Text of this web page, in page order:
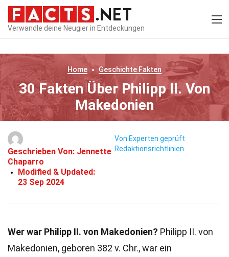
Verwandle deine Neugier in Entdeckungen
Home Geschichte Fakten
30 Fakten Über Philipp II. Von
Makedonien
Geschrieben Von: Jennette
Chaparro
Modified & Updated:
23 Sep 2024
Von Experten geprüft
Redaktionsrichtlinien
Wer war Philipp II. von Makedonien? Philipp II. von
Makedonien, geboren 382 v. Chr., war ein